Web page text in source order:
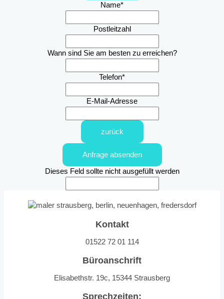
Name*
Postleitzahl
Wann sind Sie am besten zu erreichen?
Telefon*
E-Mail-Adresse
zurück
Anfrage absenden
Dieses Feld sollte nicht ausgefüllt werden
Kontakt
01522 72 01 114
Büroanschrift
Elisabethstr. 19c, 15344 Strausberg
Sprechzeiten: